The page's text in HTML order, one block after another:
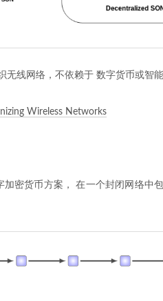
线网络，不依赖于 数字货币或智能
Wireless Networks
密货币方案， 在一个封闭网络中